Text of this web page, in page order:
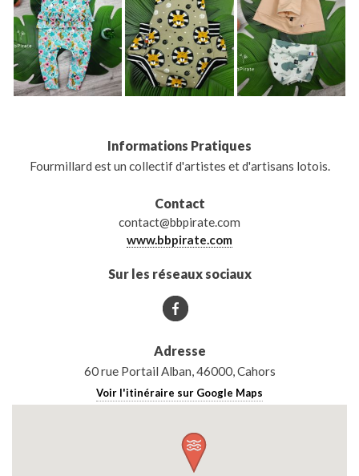
Informations Pratiques
Fourmillard est un collectif d'artistes et d'artisans lotois.
Contact
contact@bbpirate.com
www.bbpirate.com
Sur les réseaux sociaux
Adresse
60 rue Portail Alban, 46000, Cahors
Voir l'itinéraire sur Google Maps